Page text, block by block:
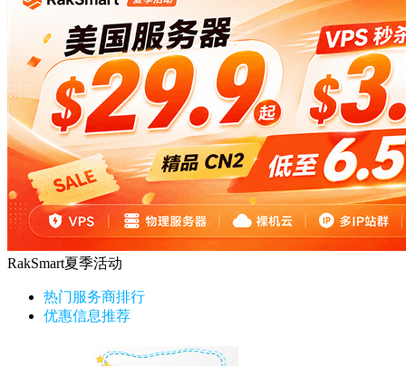
RakSmart夏季活动
热门服务商排行
优惠信息推荐